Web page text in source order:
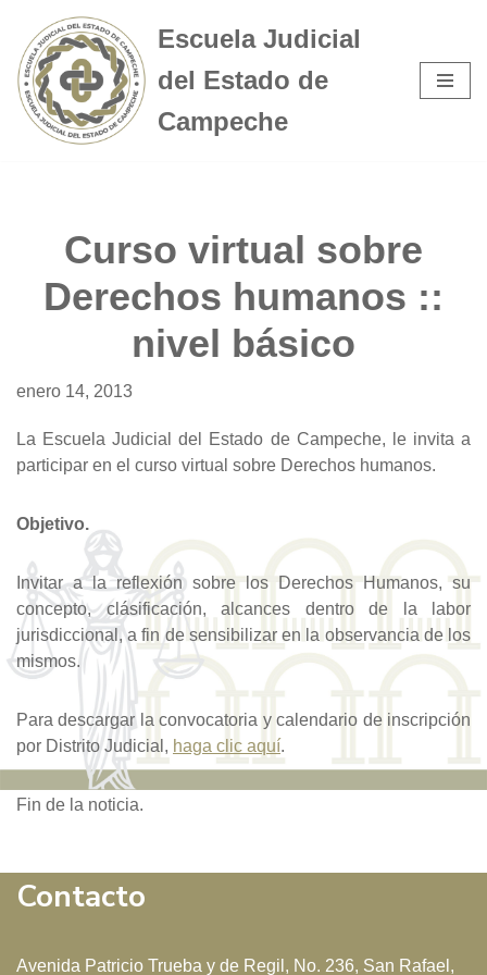
Saltar
al
contenido
Escuela Judicial
del Estado de
Campeche
Curso virtual sobre
Derechos humanos ::
nivel básico
enero 14, 2013
La Escuela Judicial del Estado de Campeche, le invita a
participar en el curso virtual sobre Derechos humanos.
Objetivo.
Invitar a la reflexión sobre los Derechos Humanos, su
concepto, clásificación, alcances dentro de la labor
jurisdiccional, a fin de sensibilizar en la observancia de los
mismos.
Para descargar la convocatoria y calendario de inscripción
por Distrito Judicial, haga clic aquí.
Fin de la noticia.
Contacto
Avenida Patricio Trueba y de Regil, No. 236, San Rafael,